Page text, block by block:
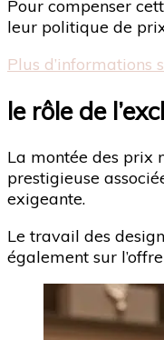
Pour compenser
leur politique de
Plus d’informations
le rôle de
La montée des prix
prestigieuse
exigeante.
Le travail des
également sur